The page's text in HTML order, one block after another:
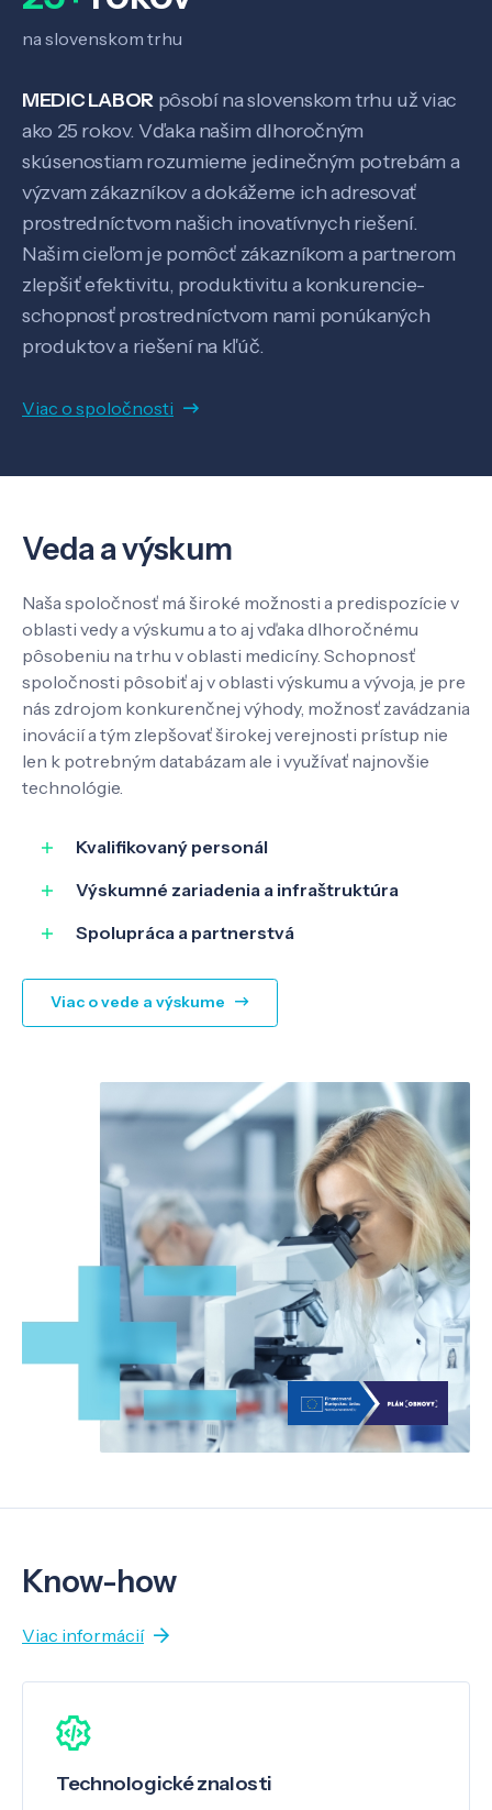
Veda a výskum
Pôsobenie
Know-how
O nás
Kontakt
na slovenskom trhu
MEDIC LABOR pôsobí na slovenskom trhu už viac
ako 25 rokov. Vďaka našim dlhoročným
skúsenostiam rozumieme jedinečným potrebám a
výzvam zákazníkov a dokážeme ich adresovať
prostredníctvom našich inovatívnych riešení.
Našim cieľom je pomôcť zákazníkom a partnerom
zlepšiť efektivitu, produktivitu a konkurencie-
schopnosť prostredníctvom nami ponúkaných
produktov a riešení na kľúč.
Viac o spoločnosti
Veda a výskum
Naša spoločnosť má široké možnosti a predispozície v
oblasti vedy a výskumu a to aj vďaka dlhoročnému
pôsobeniu na trhu v oblasti medicíny. Schopnosť
spoločnosti pôsobiť aj v oblasti výskumu a vývoja, je pre
nás zdrojom konkurenčnej výhody, možnosť zavádzania
inovácií a tým zlepšovať širokej verejnosti prístup nie
len k potrebným databázam ale i využívať najnovšie
technológie.
Kvalifikovaný personál
Výskumné zariadenia a infraštruktúra
Spolupráca a partnerstvá
Viac o vede a výskume
Know-how
Viac informácií
Technologické znalosti